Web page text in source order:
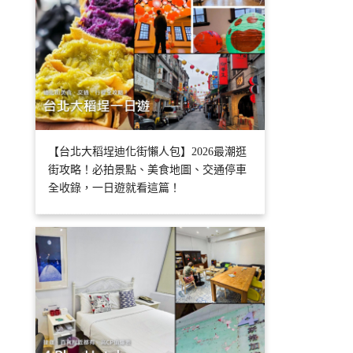
【台北大稻埕迪化街懶人包】2026最潮逛
街攻略！必拍景點、美食地圖、交通停車
全收錄，一日遊就看這篇！